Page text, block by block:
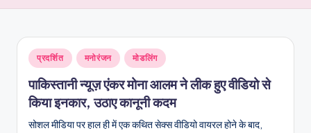
और
विश्व
Posted
in
प्रदर्शित मनोरंजन मोडलिंग
पाकिस्तानी न्यूज़ एंकर मोना आलम ने लीक हुए वीडियो से
किया इनकार, उठाए कानूनी कदम
सोशल मीडिया पर हाल ही में एक कथित सेक्स वीडियो वायरल होने के बाद,